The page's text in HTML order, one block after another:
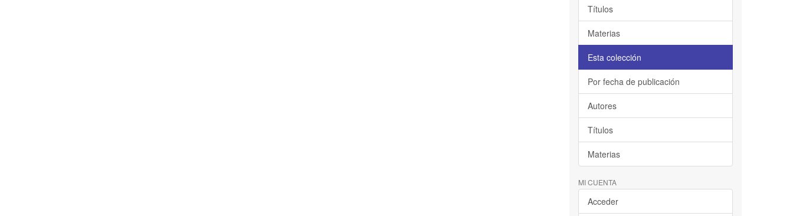
Títulos
Materias
Esta colección
Por fecha de publicación
Autores
Títulos
Materias
MI CUENTA
Acceder